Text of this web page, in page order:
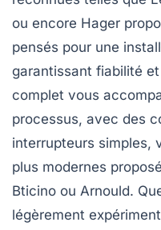
ou encore Hager
pensés pour une
garantissant fiabilité
complet vous
processus, avec des
interrupteurs simples,
plus modernes
Bticino ou Arnould.
légèrement